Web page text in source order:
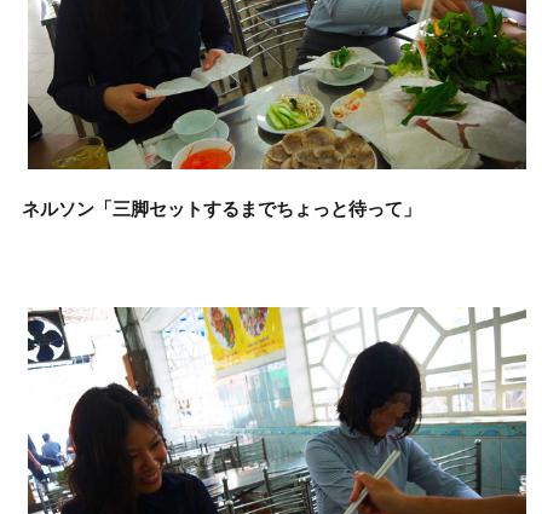
ネルソン「三脚セットするまでちょっと待って」